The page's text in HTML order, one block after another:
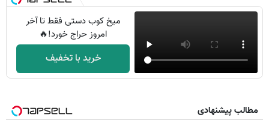
میخ کوب دستی فقط تا آخر
امروز حراج خورد!🔥
خرید با تخفیف
مطالب پیشنهادی